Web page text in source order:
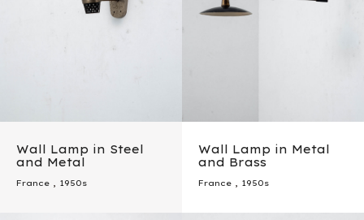
Wall Lamp in Steel
and Metal
France , 1950s
Wall Lamp in Metal
and Brass
France , 1950s